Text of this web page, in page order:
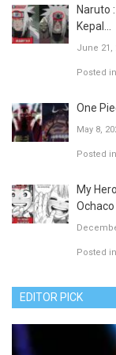
Naruto
Kepal...
June 21,
Posted in
One
May 8,
Posted in
My
Ochaco
Posted in
EDITOR PICK